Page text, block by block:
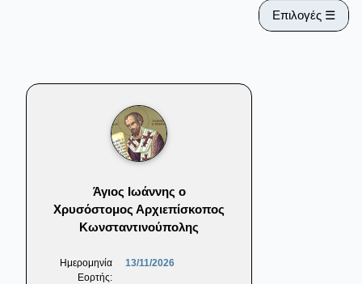
Επιλογές ☰
Άγιος Ιωάννης ο
Χρυσόστομος Αρχιεπίσκοπος
Κωνσταντινούπολης
Ημερομηνία
Εορτής:
13/11/2026